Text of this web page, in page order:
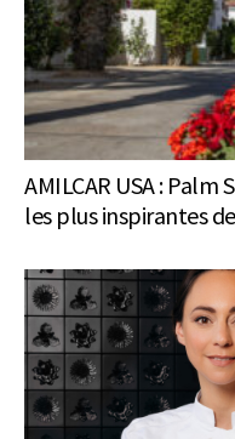
AMILCAR USA : Palm
les plus inspirantes